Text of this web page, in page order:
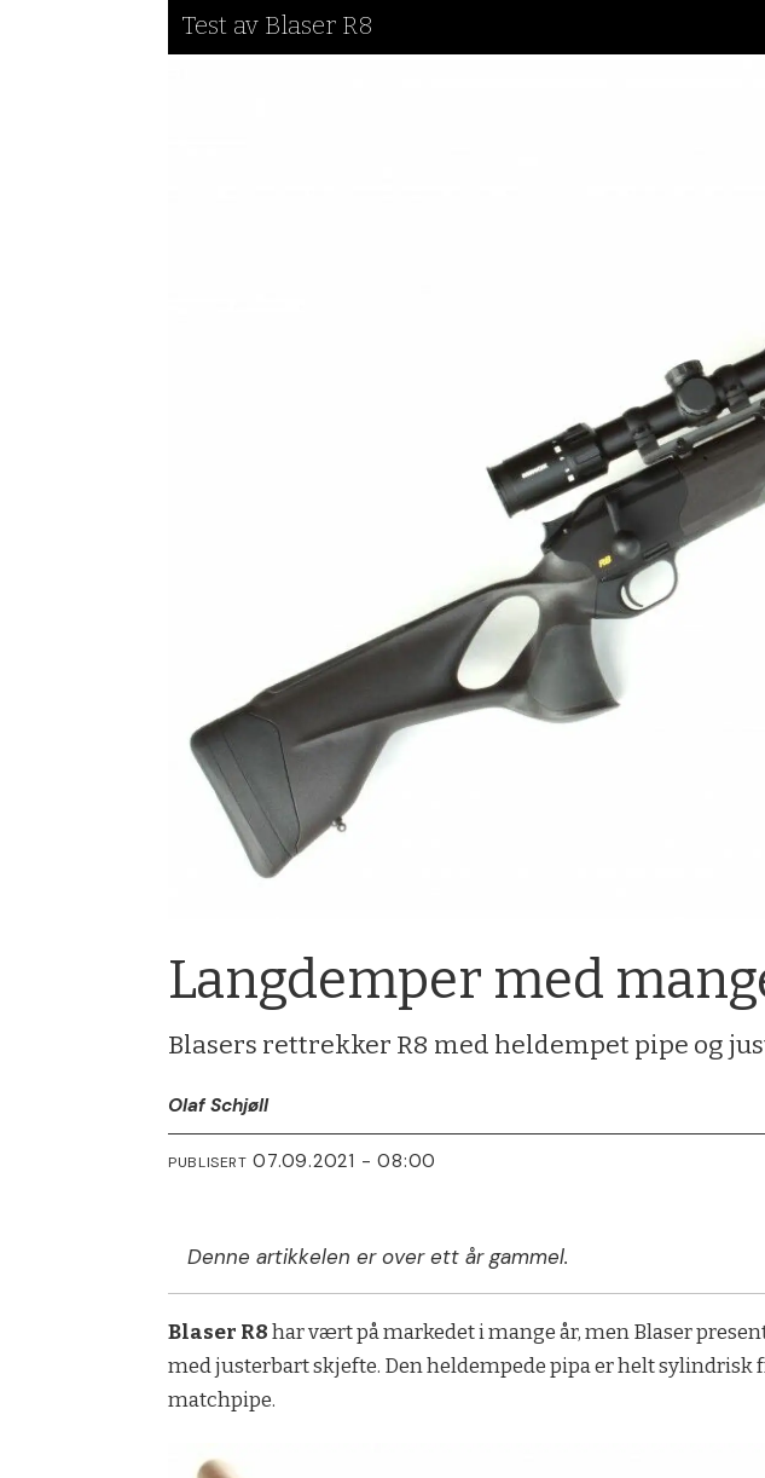
Test av Blaser R8
Langdemper med
Blasers rettrekker R8 med heldempet pipe og
Olaf Schjøll
PUBLISERT 07.09.2021 - 08:00
Denne artikkelen er over ett år gammel.
Blaser R8har vært på markedet i mange år, men Blaser
med justerbart skjefte. Den heldempede pipa er helt
matchpipe.